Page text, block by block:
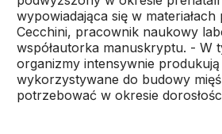
wypowiadająca się w
Cecchini, pracownik naukowy
współautorka manuskryptu. - W
organizmy intensywnie produkują
wykorzystywane do budowy
potrzebować w okresie